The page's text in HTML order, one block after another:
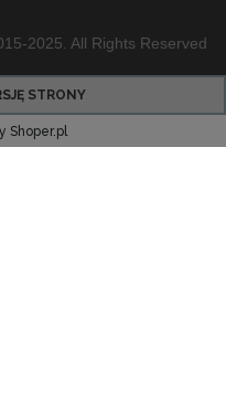
2025. All Rights Reserved
STRONY
Shoper.pl